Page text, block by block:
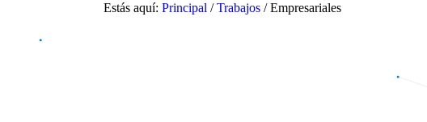
Estás aquí: Principal /Trabajos/Empresariales